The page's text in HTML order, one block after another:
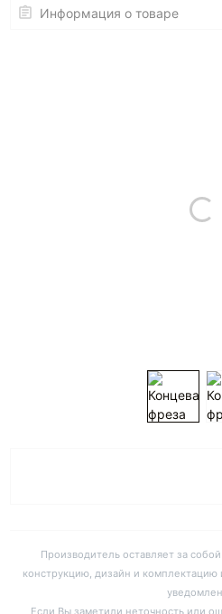
Информация о товаре
Производитель оставляет за
конструкцию, дизайн и комплектацию
Если Вы заметили неточность или